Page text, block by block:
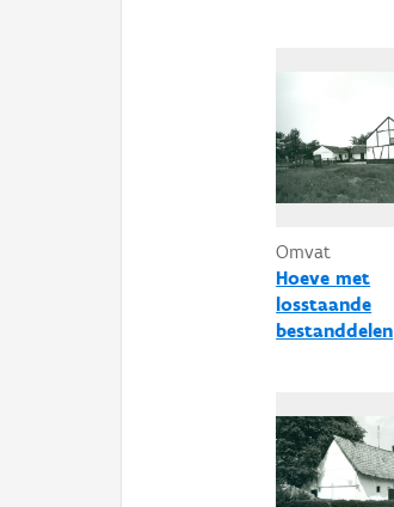
Omvat
Hoeve met
losstaande
bestanddelen